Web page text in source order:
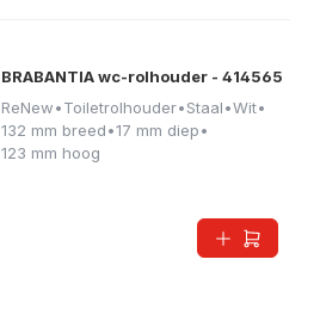
BRABANTIA wc-rolhouder - 414565
ReNew•Toiletrolhouder•Staal•Wit•
132 mm breed•17 mm diep•
123 mm hoog